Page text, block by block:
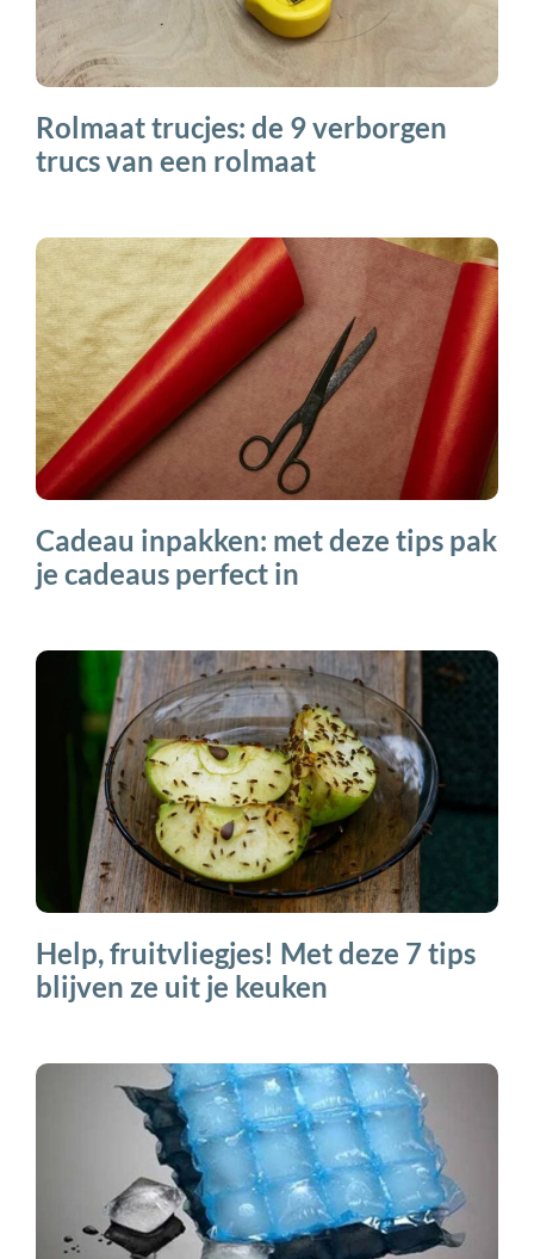
Rolmaat trucjes: de 9 verborgen
trucs van een rolmaat
Cadeau inpakken: met deze tips pak
je cadeaus perfect in
Help, fruitvliegjes! Met deze 7 tips
blijven ze uit je keuken